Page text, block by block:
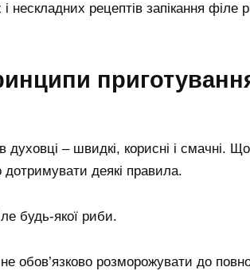
нескладних рецептів запікання філе
– швидкі, корисні і смачні.
деякі правила.
будь-якої риби.
обов’язково розморожувати до